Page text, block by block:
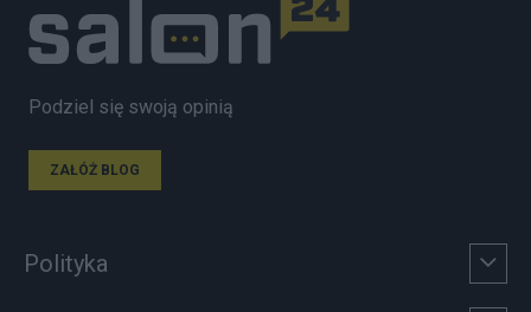
Podziel się swoją opinią
ZAŁÓŻ BLOG
Polityka